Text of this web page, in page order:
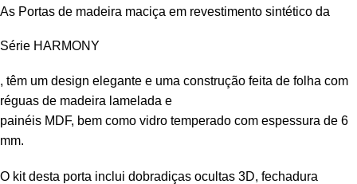
As Portas de madeira maciça em revestimento sintético da
Série HARMONY
, têm um design elegante e uma construção feita de folha com
réguas de madeira lamelada e
painéis MDF, bem como vidro temperado com espessura de 6
mm.
O kit desta porta inclui dobradiças ocultas 3D, fechadura